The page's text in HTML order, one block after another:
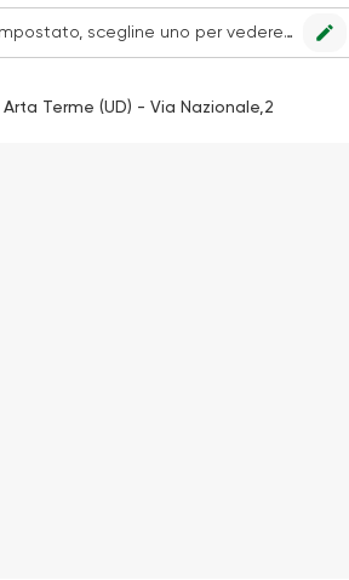
Nessun punto vendita impostato, scegline uno per vedere le offerte. edit
Terme (UD) - Via Nazionale,2